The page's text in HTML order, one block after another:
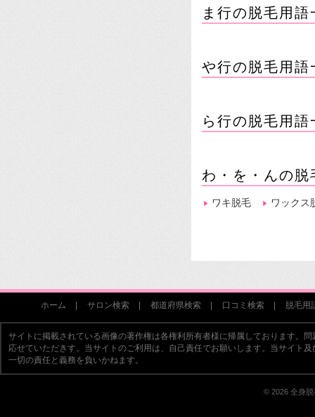
ま行の脱毛用語
や行の脱毛用語
ら行の脱毛用語
わ・を・んの脱
ワキ脱毛 ワックス
ホーム サロン検索 都道府県検索 口コミ検索 脱毛用
サイトに掲載されている画像の著作権は各権利所有者様に帰属しております。
応せていただきす。当サイトのご利用は、自己責任でお願いします。当サイト
一切の責任と義務を負いかねます。
© 2026 全身